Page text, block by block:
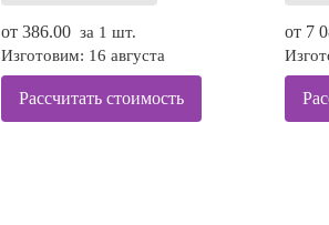
от 386.00 за 1 шт.
Изготовим: 16 августа
Рассчитать стоимость
от 7